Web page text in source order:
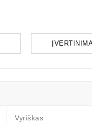
Vyriškas